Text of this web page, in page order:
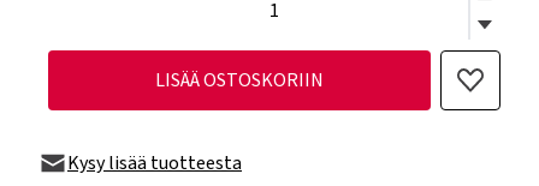
LISÄÄ OSTOSKORIIN
Kysy lisää tuotteesta